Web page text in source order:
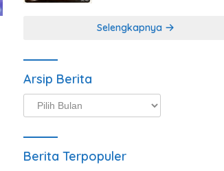
Selengkapnya
Arsip Berita
Arsip
Berita
Berita Terpopuler